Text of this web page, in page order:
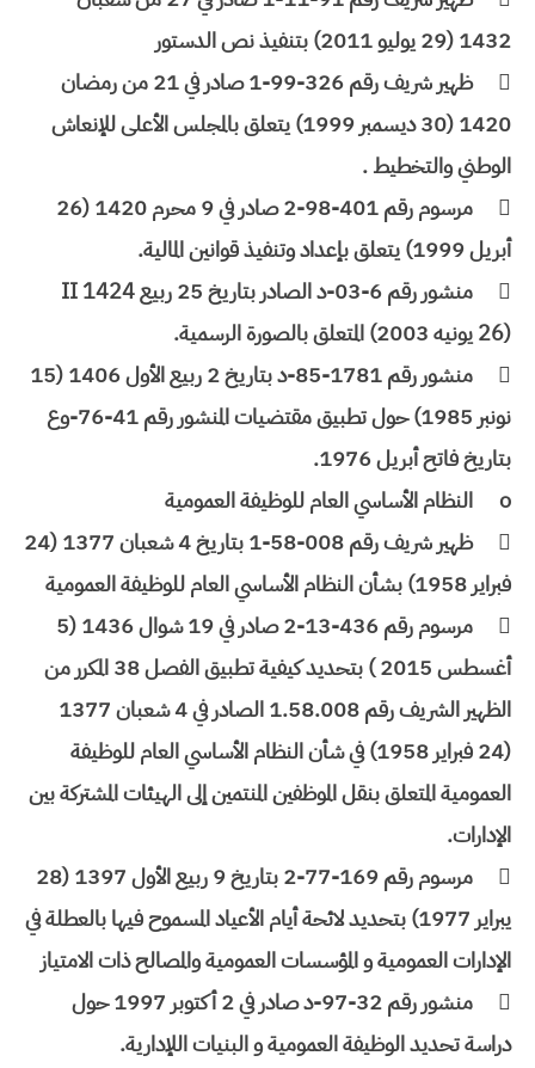
1432 (29 يوليو 2011) بتنفيذ نص الدستور

ظهير شريف رقم 326-99-1 صادر في 21 من رمضان
1420 (30 ديسمبر 1999) يتعلق بالمجلس الأعلى للإنعاش
الوطني والتخطيط .

مرسوم رقم 401-98-2 صادر في 9 محرم 1420 (26
أبريل 1999) يتعلق بإعداد وتنفيذ قوانين المالية.

منشور رقم 6-03-د الصادر بتاريخ 25 ربيع II 1424
(26 يونيه 2003) المتعلق بالصورة الرسمية.

منشور رقم 1781-85-د بتاريخ 2 ربيع الأول 1406 (15
نونبر 1985) حول تطبيق مقتضيات المنشور رقم 41-76-وع
بتاريخ فاتح أبريل 1976.
o
النظام الأساسي العام للوظيفة العمومية

ظهير شريف رقم 008-58-1 بتاريخ 4 شعبان 1377 (24
فبراير 1958) بشأن النظام الأساسي العام للوظيفة العمومية

مرسوم رقم 436-13-2 صادر في 19 شوال 1436 (5
أغسطس 2015 ) بتحديد كيفية تطبيق الفصل 38 المكرر من
الظهير الشريف رقم 1.58.008 الصادر في 4 شعبان 1377
(24 فبراير 1958) في شأن النظام الأساسي العام للوظيفة
العمومية المتعلق بنقل الموظفين المنتمين إلى الهيئات المشتركة بين
الإدارات.

مرسوم رقم 169-77-2 بتاريخ 9 ربيع الأول 1397 (28
يبراير 1977) بتحديد لائحة أيام الأعياد المسموح فيها بالعطلة في
الإدارات العمومية و المؤسسات العمومية والمصالح ذات الامتياز

منشور رقم 32-97-د صادر في 2 أكتوبر 1997 حول
دراسة تحديد الوظيفة العمومية و البنيات اللإدارية.